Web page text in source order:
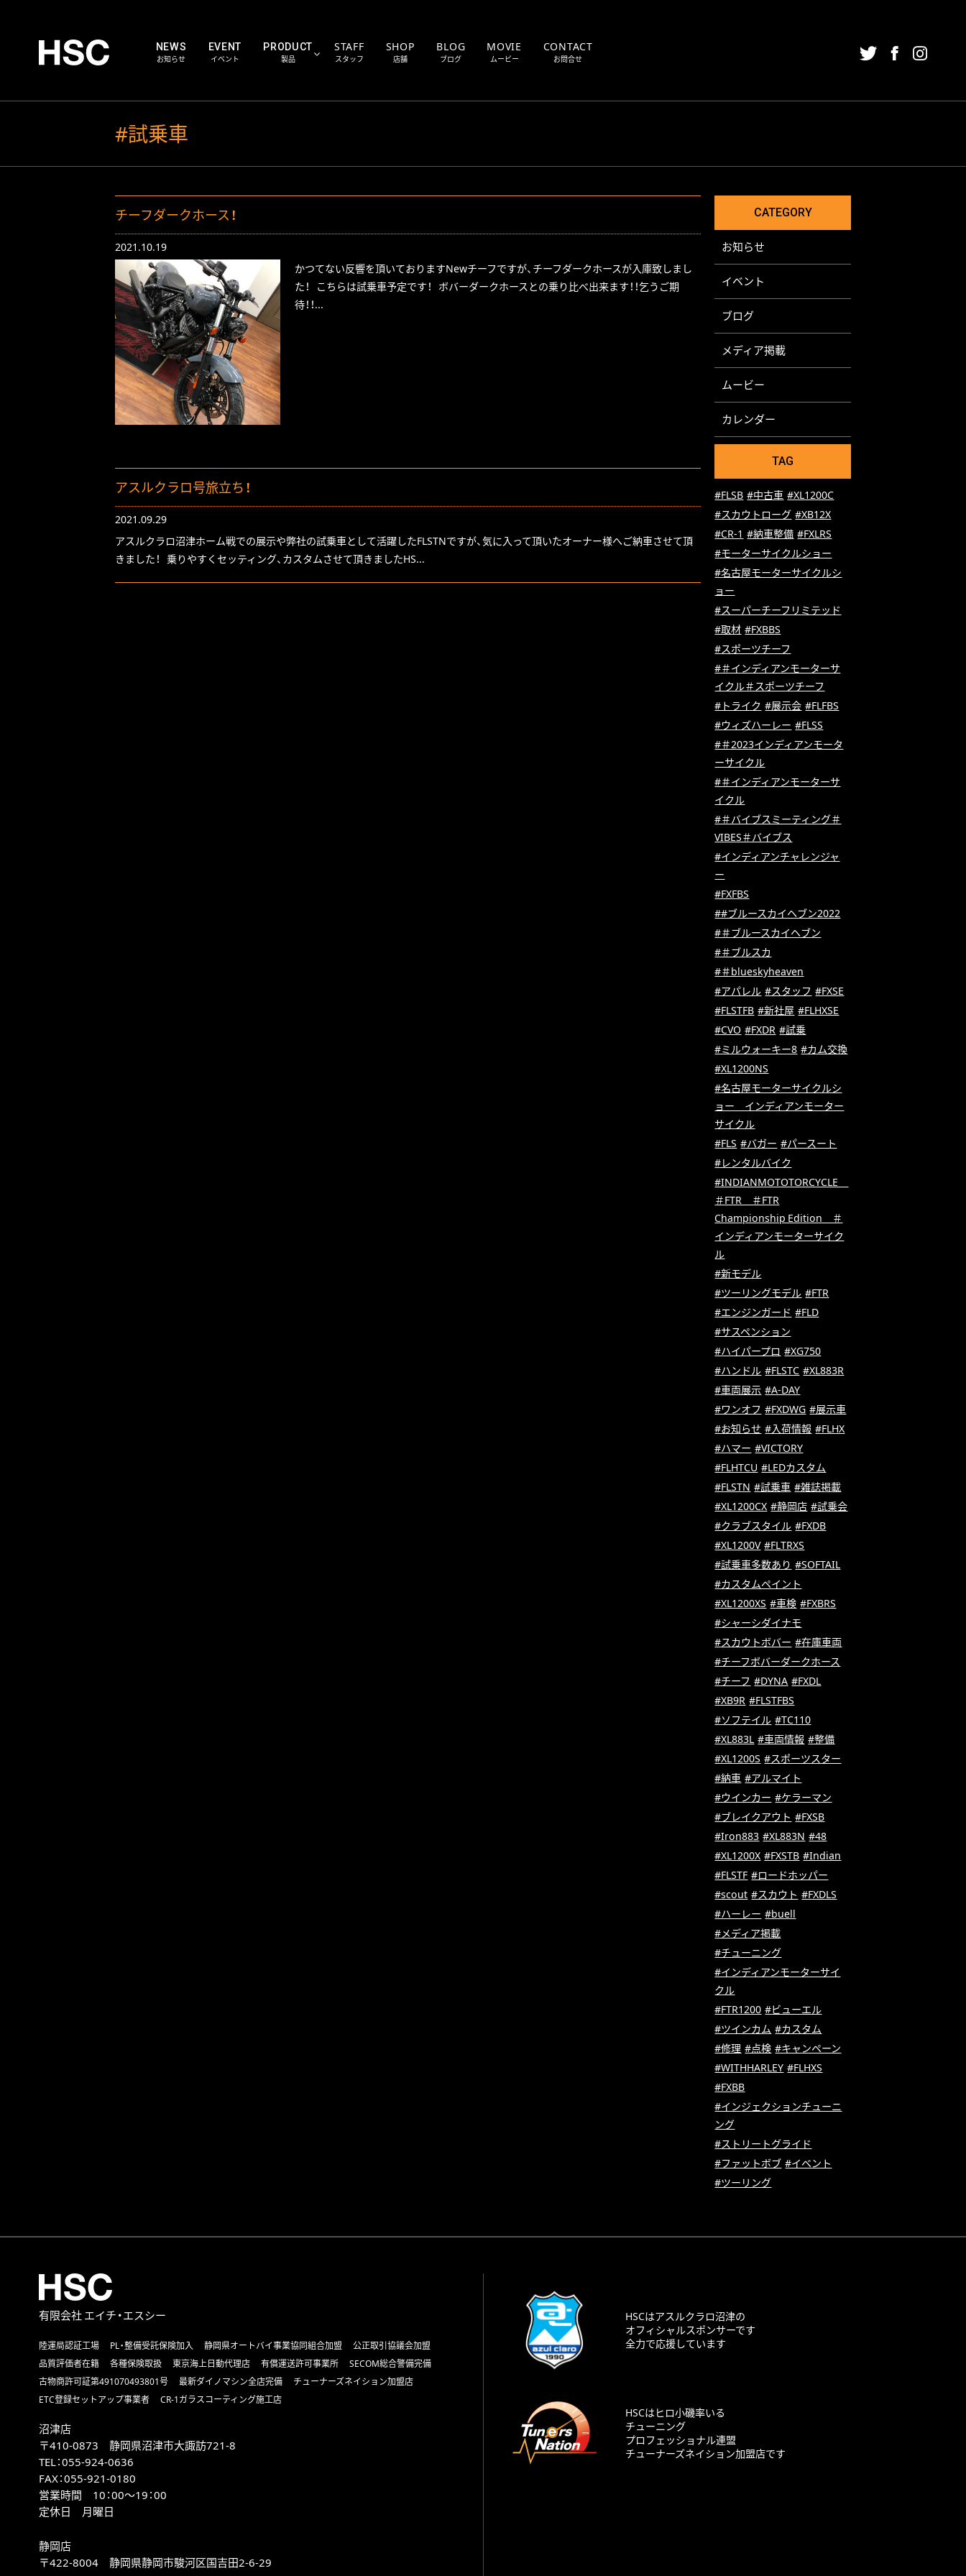
NEWS
お知らせ
EVENT
イベント
PRODUCT
製品
HSC WORKS
MOTOR CYCLE
TUNING
PARTS
DYNO MACHINE
TRUCK
OTHER
BUSINESS
その他
STAFF
スタッフ
SHOP
店舗
BLOG
ブログ
MOVIE
ムービー
CONTACT
お問合せ
#試乗車
チーフダークホース！
2021.10.19
かつてない反響を頂いておりますNewチーフですが、チーフダークホースが入庫致しまし
た！ こちらは試乗車予定です！ ボバーダークホースとの乗り比べ出来ます！！乞うご期
待！！...
アスルクラロ号旅立ち！
2021.09.29
アスルクラロ沼津ホーム戦での展示や弊社の試乗車として活躍したFLSTNですが、気に入って頂いたオーナー様へご納車させて頂
きました！ 乗りやすくセッティング、カスタムさせて頂きましたHS...
CATEGORY
お知らせ
イベント
ブログ
メディア掲載
ムービー
カレンダー
TAG
#FLSB #中古車 #XL1200C
#スカウトローグ #XB12X
#CR-1 #納車整備 #FXLRS
#モーターサイクルショー
#名古屋モーターサイクルシ
ョー
#スーパーチーフリミテッド
#取材 #FXBBS
#スポーツチーフ
#＃インディアンモーターサ
イクル＃スポーツチーフ
#トライク #展示会 #FLFBS
#ウィズハーレー #FLSS
#＃2023インディアンモータ
ーサイクル
#＃インディアンモーターサ
イクル
#＃バイブスミーティング＃
VIBES＃バイブス
#インディアンチャレンジャ
ー
#FXFBS
##ブルースカイヘブン2022
#＃ブルースカイヘブン
#＃ブルスカ
#＃blueskyheaven
#アパレル #スタッフ #FXSE
#FLSTFB #新社屋 #FLHXSE
#CVO #FXDR #試乗
#ミルウォーキー8 #カム交換
#XL1200NS
#名古屋モーターサイクルシ
ョー インディアンモーター
サイクル
#FLS #バガー #パースート
#レンタルバイク
#INDIANMOTOTORCYCLE
＃FTR ＃FTR
Championship Edition ＃
インディアンモーターサイク
ル
#新モデル
#ツーリングモデル #FTR
#エンジンガード #FLD
#サスペンション
#ハイパープロ #XG750
#ハンドル #FLSTC #XL883R
#車両展示 #A-DAY
#ワンオフ #FXDWG #展示車
#お知らせ #入荷情報 #FLHX
#ハマー #VICTORY
#FLHTCU #LEDカスタム
#FLSTN #試乗車 #雑誌掲載
#XL1200CX #静岡店 #試乗会
#クラブスタイル #FXDB
#XL1200V #FLTRXS
#試乗車多数あり #SOFTAIL
#カスタムペイント
#XL1200XS #車検 #FXBRS
#シャーシダイナモ
#スカウトボバー #在庫車両
#チーフボバーダークホース
#チーフ #DYNA #FXDL
#XB9R #FLSTFBS
#ソフテイル #TC110
#XL883L #車両情報 #整備
#XL1200S #スポーツスター
#納車 #アルマイト
#ウインカー #ケラーマン
#ブレイクアウト #FXSB
#Iron883 #XL883N #48
#XL1200X #FXSTB #Indian
#FLSTF #ロードホッパー
#scout #スカウト #FXDLS
#ハーレー #buell
#メディア掲載
#チューニング
#インディアンモーターサイ
クル
#FTR1200 #ビューエル
#ツインカム #カスタム
#修理 #点検 #キャンペーン
#WITHHARLEY #FLHXS
#FXBB
#インジェクションチューニ
ング
#ストリートグライド
#ファットボブ #イベント
#ツーリング
HSCはアスルクラロ沼津の
オフィシャルスポンサーです
全力で応援しています
HSCはヒロ小磯率いる
チューニング
プロフェッショナル連盟
チューナーズネイション加盟店です
有限会社 エイチ・エスシー
陸運局認証工場 PL・整備受託保険加入 静岡県オートバイ事業協同組合加盟
公正取引協議会加盟
品質評価者在籍
各種保険取扱 東京海上日動代理店 有償運送許可事業所
SECOM総合警備完備
古物商許可証第491070493801号
最新ダイノマシン全店完備
チューナーズネイション加盟店
ETC登録セットアップ事業者
CR-1ガラスコーティング施工店
沼津店
〒410-0873 静岡県沼津市大諏訪721-8
TEL：055-924-0636
FAX：055-921-0180
営業時間 10：00～19：00
定休日 月曜日
静岡店
〒422-8004 静岡県静岡市駿河区国吉田2-6-29